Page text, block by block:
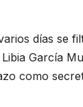
días se
García
como